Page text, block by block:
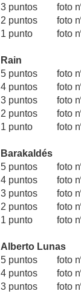
3 puntos foto
2 puntos foto
1 punto foto
Rain
5 puntos foto
4 puntos foto
3 puntos foto
2 puntos foto
1 punto foto
Barakaldés
5 puntos foto
4 puntos foto
3 puntos foto
2 puntos
1 punto foto
Alberto Lunas
5 puntos foto
4 puntos foto
3 puntos foto